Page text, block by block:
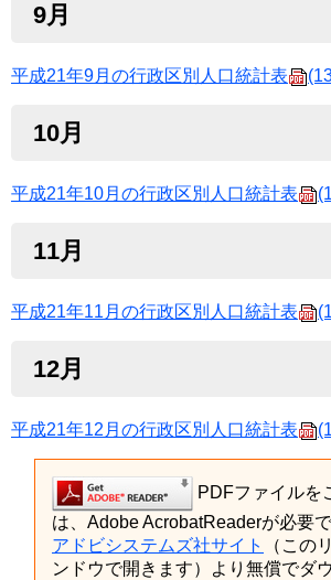
9月
平成21年9月の行政区別人口統計表
10月
平成21年10月の行政区別人口統計表
11月
平成21年11月の行政区別人口統計表
12月
平成21年12月の行政区別人口統計表
PDFファイルを
は、Adobe AcrobatReaderが必要で
アドビシステムズ社サイト
（この
ンドウで開きます）より無償でダ